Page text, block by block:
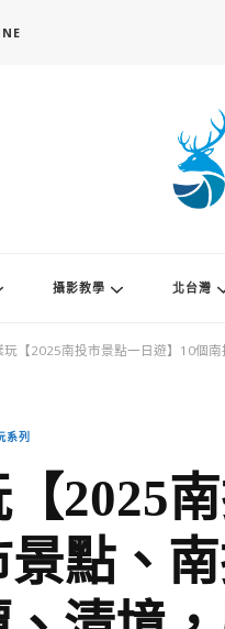
攝影教學 北台灣
【2025南投市景點一日遊】10個
系列
2025
點、